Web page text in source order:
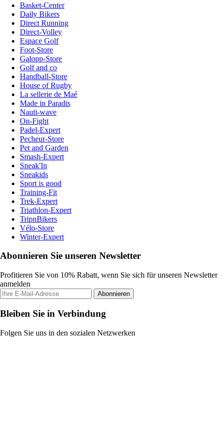
Basket-Center
Daily Bikers
Direct Running
Direct-Volley
Espace Golf
Foot-Store
Galopp-Store
Golf and co
Handball-Store
House of Rugby
La sellerie de Maé
Made in Paradis
Nauti-wave
On-Fight
Padel-Expert
Pecheur-Store
Pet and Garden
Smash-Expert
Sneak'In
Sneakids
Sport is good
Training-Fit
Trek-Expert
Triathlon-Expert
TripnBikers
Vélo-Store
Winter-Expert
Abonnieren Sie unseren Newsletter
Profitieren Sie von 10% Rabatt, wenn Sie sich für unseren Newsletter
anmelden
Abonnieren
Bleiben Sie in Verbindung
Folgen Sie uns in den sozialen Netzwerken